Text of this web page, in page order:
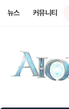
뉴스 커뮤니티